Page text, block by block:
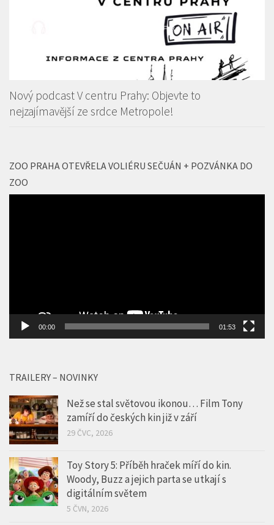
Nový podcast V centru Prahy: Objevte to
nejzajímavější ze srdce Metropole!
ZOO PRAHA OTEVŘELA VOLIÉRU SEČUÁN + POZVÁNKA DO
ZOO
00:00 01:53
TRAILERY – NOVINKY
Než se stal světovou ikonou… Film Tony
zamíří do českých kin již v září
29 ČVC, 2026
Toy Story 5: Příběh hraček míří do kin.
Woody, Buzz a jejich parta se utkají s
digitálním světem
5 ČVN, 2026